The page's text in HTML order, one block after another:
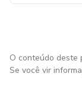
O conteúdo deste
Se você vir